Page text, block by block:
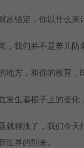
富锚定，你以什么来
，我们并不是养儿防
地方，和你的教育，
发生着根子上的变化
就聊浅了，我们今
世界的到来。